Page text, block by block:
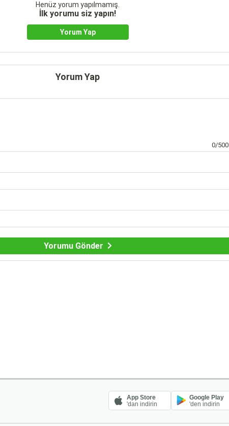
Henüz yorum yapılmamış.
İlk yorumu siz yapın!
Yorum Yap
Yorum Yap
0/500
Yorumu Gönder
App Store
'dan indirin
Google Play
'den indirin